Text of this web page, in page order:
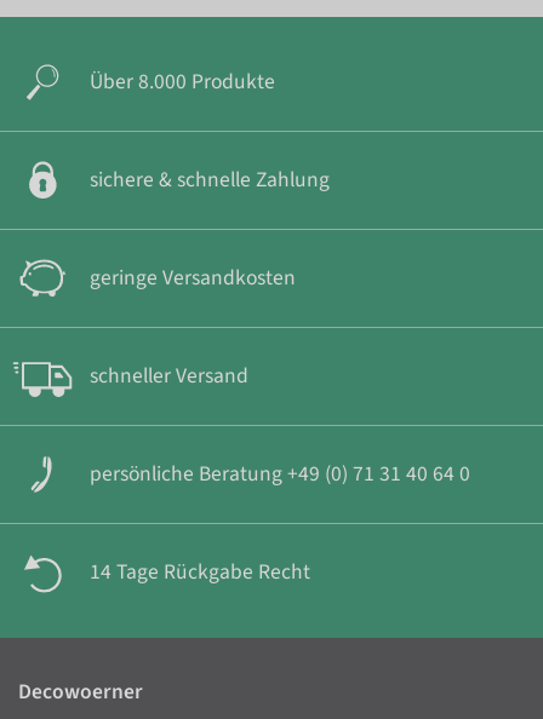
Über 8.000 Produkte
sichere & schnelle Zahlung
geringe Versandkosten
schneller Versand
persönliche Beratung +49 (0) 71 31 40 64 0
14 Tage Rückgabe Recht
Decowoerner